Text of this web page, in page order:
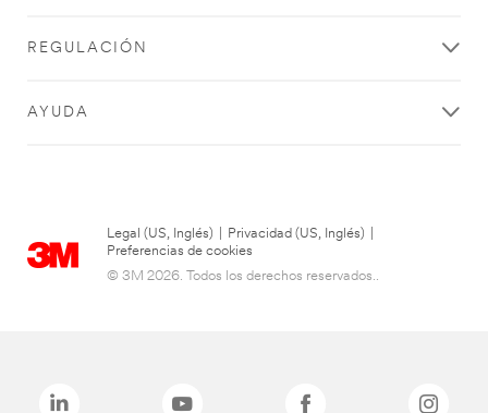
REGULACIÓN
AYUDA
Legal (US, Inglés) Privacidad (US, Inglés)
Preferencias de cookies
© 3M 2026. Todos los derechos reservados..